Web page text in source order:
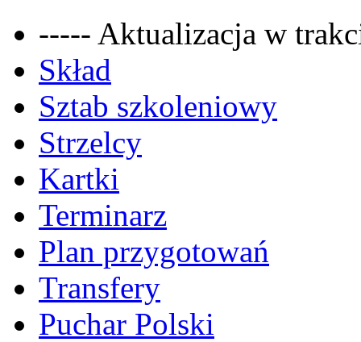
----- Aktualizacja w
Skład
Sztab szkoleniowy
Strzelcy
Kartki
Terminarz
Plan przygotowań
Transfery
Puchar Polski